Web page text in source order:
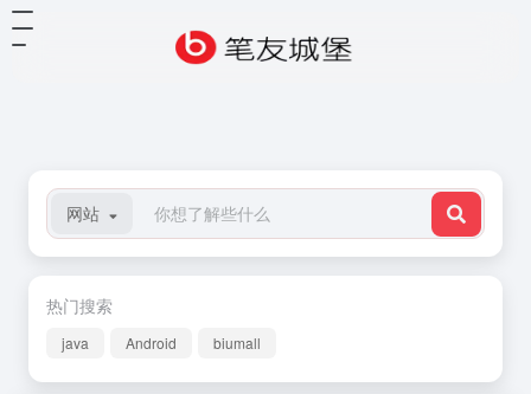
网站
热门搜索
java Android biumall